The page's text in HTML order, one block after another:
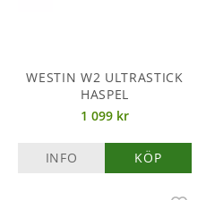
WESTIN W2 ULTRASTICK
HASPEL
1 099 kr
INFO KÖP